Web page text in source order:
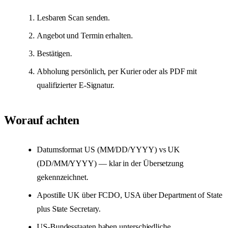
Lesbaren Scan senden.
Angebot und Termin erhalten.
Bestätigen.
Abholung persönlich, per Kurier oder als PDF mit
qualifizierter E-Signatur.
Worauf achten
Datumsformat US (MM/DD/YYYY) vs UK
(DD/MM/YYYY) — klar in der Übersetzung
gekennzeichnet.
Apostille UK über FCDO, USA über Department of State
plus State Secretary.